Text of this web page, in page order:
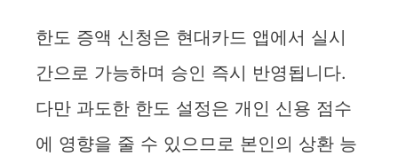
한도 증액 신청은 현대카드 앱에서 실시
간으로 가능하며 승인 즉시 반영됩니다.
다만 과도한 한도 설정은 개인 신용 점수
에 영향을 줄 수 있으므로 본인의 상환 능